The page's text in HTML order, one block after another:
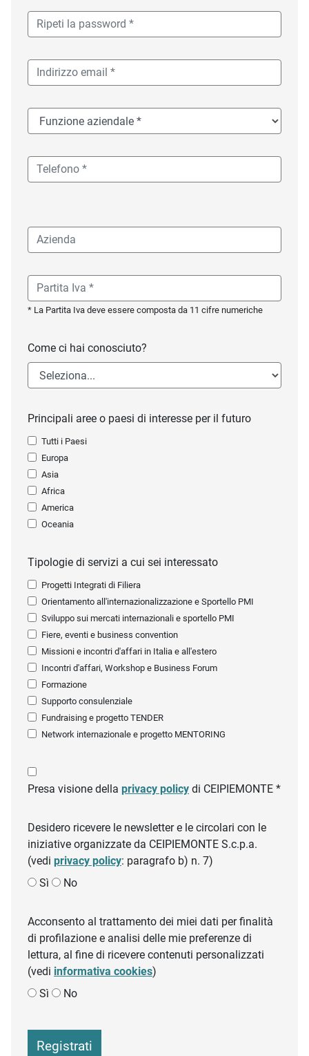
* La Partita Iva deve essere composta da 11 cifre numeriche
Come ci hai conosciuto?
Principali aree o paesi di interesse per il futuro
Tutti i Paesi
Europa
Asia
Africa
America
Oceania
Tipologie di servizi a cui sei interessato
Progetti Integrati di Filiera
Orientamento all'internazionalizzazione e Sportello PMI
Sviluppo sui mercati internazionali e sportello PMI
Fiere, eventi e business convention
Missioni e incontri d'affari in Italia e all'estero
Incontri d'affari, Workshop e Business Forum
Formazione
Supporto consulenziale
Fundraising e progetto TENDER
Network internazionale e progetto MENTORING
Presa visione della privacy policy di CEIPIEMONTE *
Desidero ricevere le newsletter e le circolari con le
iniziative organizzate da CEIPIEMONTE S.c.p.a.
(vedi privacy policy: paragrafo b) n. 7)
Sì
No
Acconsento al trattamento dei miei dati per finalità
di profilazione e analisi delle mie preferenze di
lettura, al fine di ricevere contenuti personalizzati
(vedi informativa cookies)
Sì
No
Registrati